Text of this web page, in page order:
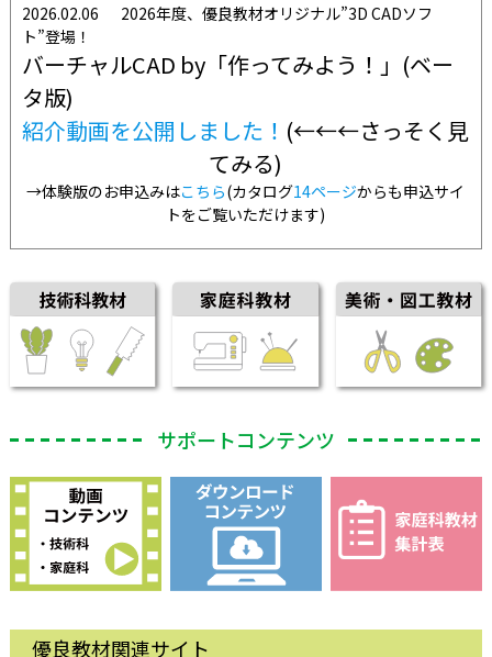
2026.02.06
2026年度、優良教材オリジナル”3D CADソフ
ト”登場！
バーチャルCAD by「作ってみよう！」(ベー
タ版)
紹介動画を公開しました！ (←←←さっそく見
てみる)
→体験版のお申込みはこちら(カタログ14ページからも申込サイ
トをご覧いただけます)
サポートコンテンツ
優良教材関連サイト